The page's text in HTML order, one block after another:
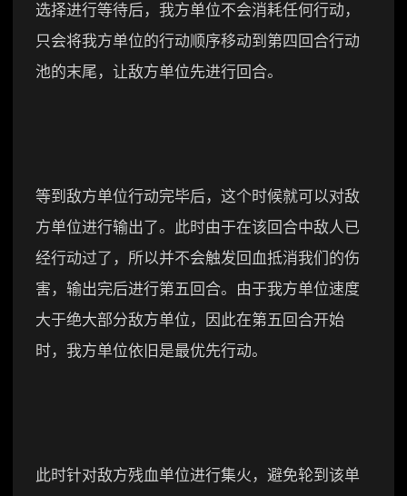
选择进行等待后，我方单位不会消耗任何行动，
只会将我方单位的行动顺序移动到第四回合行动
池的末尾，让敌方单位先进行回合。
等到敌方单位行动完毕后，这个时候就可以对敌
方单位进行输出了。此时由于在该回合中敌人已
经行动过了，所以并不会触发回血抵消我们的伤
害，输出完后进行第五回合。由于我方单位速度
大于绝大部分敌方单位，因此在第五回合开始
时，我方单位依旧是最优先行动。
此时针对敌方残血单位进行集火，避免轮到该单